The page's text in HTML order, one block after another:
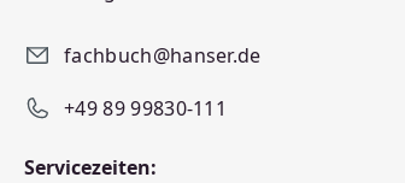
fachbuch@hanser.de
+49 89 99830-111
Servicezeiten: